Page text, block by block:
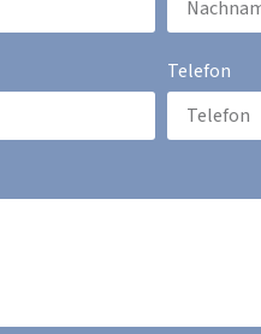
Telefon